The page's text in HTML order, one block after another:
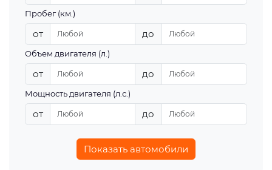
Пробег (км.)
от до
Объем двигателя (л.)
от до
Мощность двигателя (л.с.)
от до
Показать автомобили